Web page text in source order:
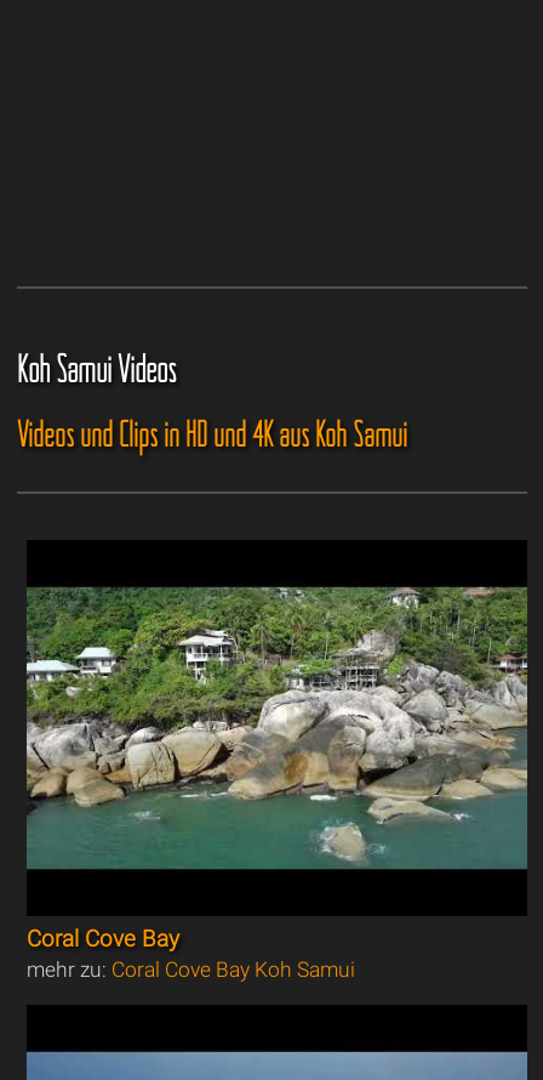
Koh Samui Videos
Videos und Clips in HD und 4K aus Koh Samui
Coral Cove Bay
mehr zu: Coral Cove Bay Koh Samui